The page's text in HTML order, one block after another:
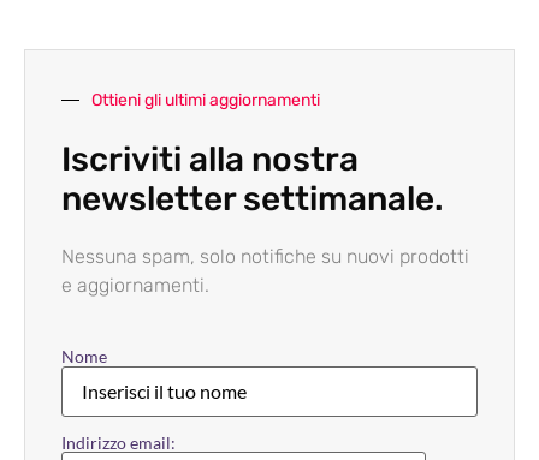
Ottieni gli ultimi aggiornamenti
Iscriviti alla nostra
newsletter settimanale.
Nessuna spam, solo notifiche su nuovi prodotti
e aggiornamenti.
Nome
Indirizzo email: